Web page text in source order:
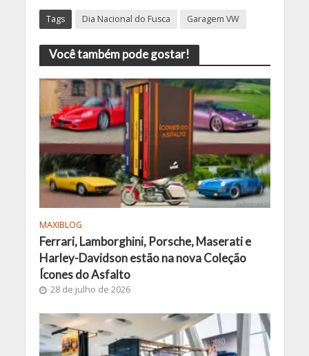
Tags Dia Nacional do Fusca Garagem VW
Você também pode gostar!
MAXIBLOG
Ferrari, Lamborghini, Porsche, Maserati e
Harley-Davidson estão na nova Coleção
Ícones do Asfalto
28 de julho de 2026